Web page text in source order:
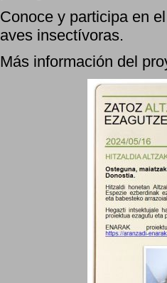
Conoce y participa en
aves insectívoras.
Más información del